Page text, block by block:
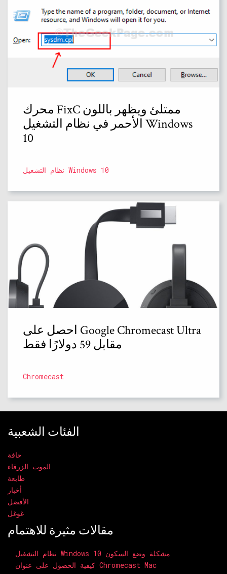
محرك FixC ممتلئ ويظهر باللون
الأحمر في نظام التشغيل Windows
10
نظام التشغيل Windows 10
احصل على Google Chromecast Ultra
مقابل 59 دولارًا فقط
Chromecast
الفئات الشعبية
حافة
الموت الزرقاء
طابعة
أخبار
الأفضل
غوغل
مقالات مثيرة للاهتمام
نظام التشغيل Windows 10 مشكلة وضع السكون
كيفية الحصول على عنوان Chromecast Mac